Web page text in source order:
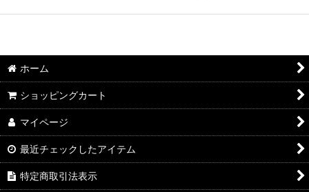
ホーム
ショッピングカート
マイページ
最近チェックしたアイテム
特定商取引法表示